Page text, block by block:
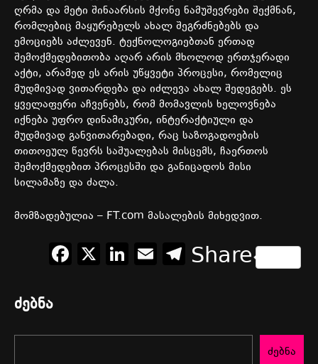
ღრმა და მეტი შინაარსის მქონე ნამუშევრები შექმნან,
რომლებიც მაყურებელს ახალ შეგრძნებებს და
ემოციებს აძლევენ. ტექნოლოგიებთან ერთად
შემოქმედებითობა აღარ არის მხოლოდ ერთჯერადი
აქტი, არამედ ეს არის უწყვეტი პროცესი, რომელიც
მუდმივად ვითარდება და იძლევა ახალ შედეგებს. ეს
ყველაფერი აჩვენებს, რომ მომავლის ხელოვნება
იქნება უფრო დინამიკური, ინტერაქტიული და
მუდმივად განვითარებადი, რაც საზოგადოების
თითოეულ წევრს საშუალებას მისცემს, ჩაერთოს
შემოქმედებით პროცესში და განიცადოს მისი
სილამაზე და ძალა.
მომზადებულია – FT.com მასალების მიხედვით.
Facebook
X LinkedIn
EmailTelegram
Share
ძებნა
ძებნა